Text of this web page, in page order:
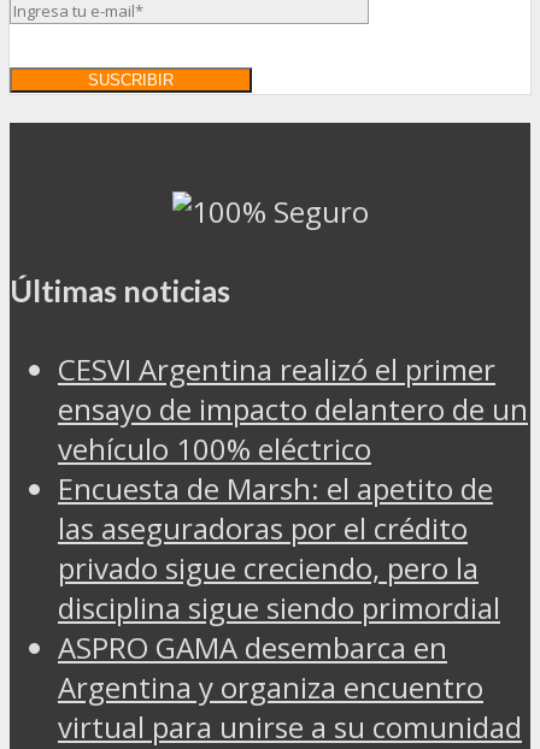
Últimas noticias
CESVI Argentina realizó el primer
ensayo de impacto delantero de un
vehículo 100% eléctrico
Encuesta de Marsh: el apetito de
las aseguradoras por el crédito
privado sigue creciendo, pero la
disciplina sigue siendo primordial
ASPRO GAMA desembarca en
Argentina y organiza encuentro
virtual para unirse a su comunidad